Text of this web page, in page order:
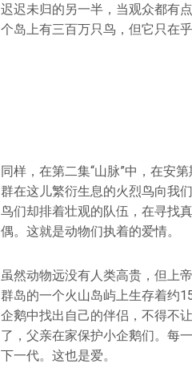
迟迟未归的另一半，当观众都有
个岛上有三百万只鸟，但它只在
同样，在第二集“山脉”中，在安
群在这儿繁衍生息的火烈鸟向我
鸟们却排着壮观的队伍，在寻找
偶。这就是动物们执着的爱情。
虽然动物远没有人类高贵，但上
群岛的一个火山岛屿上生存着约
企鹅中找出自己的伴侣，不得不
了，父亲在家保护小企鹅们。每
下一代。这也是爱。